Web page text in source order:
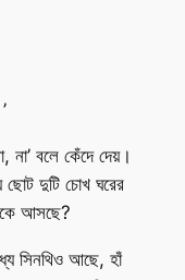
না’ বলে কেঁদে দেয়।
ছোট দুটি চোখ ঘরের
আসছে?
সিনথিও আছে, হাঁ